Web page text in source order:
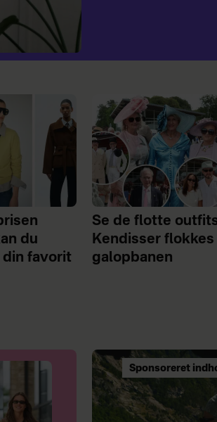
du
din favorit
Se de flotte
Kendisser
galopbanen
Sponsoreret